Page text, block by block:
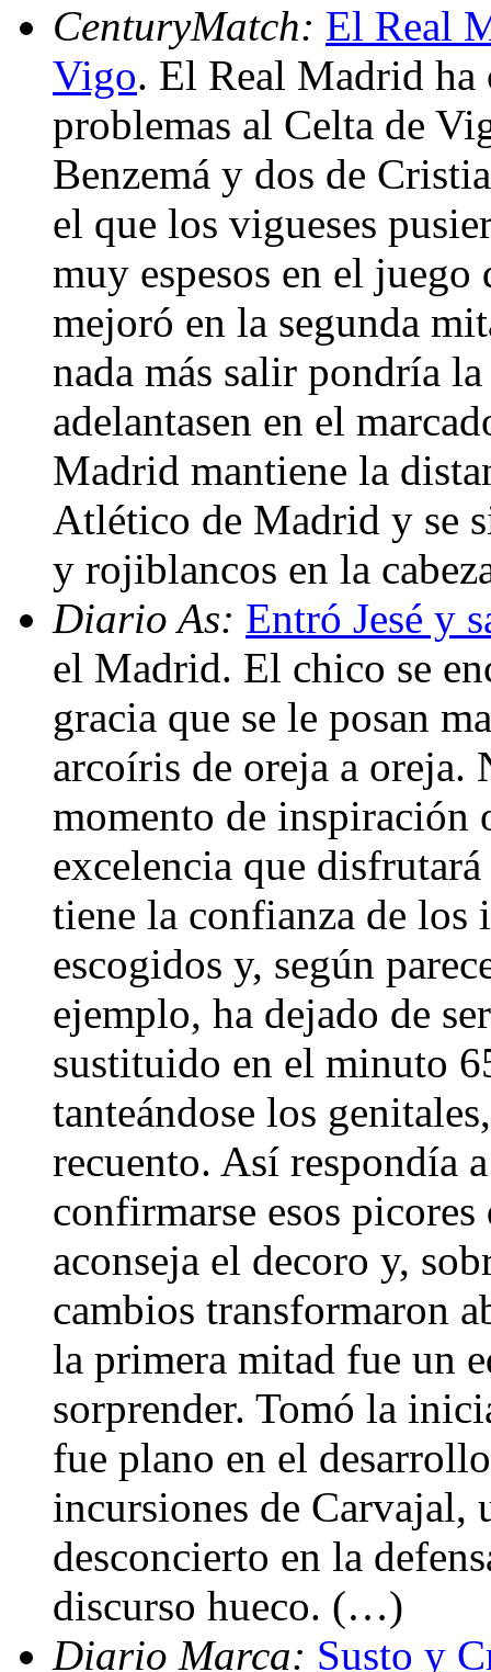
CenturyMatch: El Real
Vigo. El Real Madrid ha
problemas al Celta de
Benzemá y dos de
el que los vigueses
muy espesos en el
mejoró en la segunda
nada más salir pondría
adelantasen en el
Madrid mantiene la
Atlético de Madrid y se
y rojiblancos en la
Diario As: Entró Jesé y
el Madrid. El chico se
gracia que se le posan
arcoíris de oreja a oreja.
momento de inspiración
excelencia que
tiene la confianza de los
escogidos y, según
ejemplo, ha dejado de
sustituido en el minuto
tanteándose los
recuento. Así respondía
confirmarse esos
aconseja el decoro y,
cambios transformaron
la primera mitad fue un
sorprender. Tomó la
fue plano en el
incursiones de Carvajal,
desconcierto en la
discurso hueco. (…)
Diario Marca: Susto y